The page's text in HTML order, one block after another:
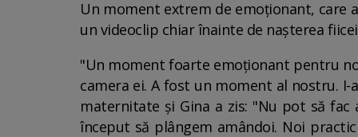
Un moment extrem de emoționant, care
un videoclip chiar înainte de nașterea
"Un moment foarte emoționant pentru
camera ei. A fost un moment al nostru.
maternitate și Gina a zis: "Nu pot să fac
început să plângem amândoi. Noi